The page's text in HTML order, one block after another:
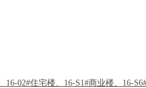
02#住宅楼、16-S1#商业楼、16-